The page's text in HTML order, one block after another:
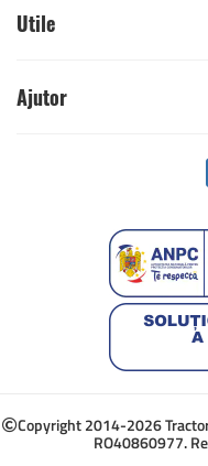
Utile
Ajutor
Copyright 2014-2026
RO40860977.